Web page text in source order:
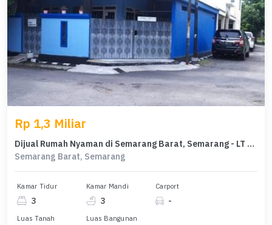
Rp 1,3 Miliar
Dijual Rumah Nyaman di Semarang Barat, Semarang - LT 178m²
Semarang Barat, Semarang
Kamar Tidur
3
Kamar Mandi
3
Carport
-
Luas Tanah Luas Bangunan